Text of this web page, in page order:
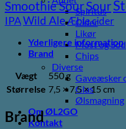
Spiritus
Cider
Likør
Most og
Chips
Diverse
Gaveæsker
Glas
Ølsmagning
Om ØL2GO
Kontakt
Smoothie SourSour
IPAWild Ale Æble cider
Yderligere information
Brand
Vægt
550 g
Størrelse 7,5 × 7,5 × 15 cm
Brand